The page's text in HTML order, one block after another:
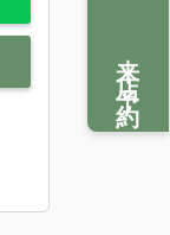
来店予約